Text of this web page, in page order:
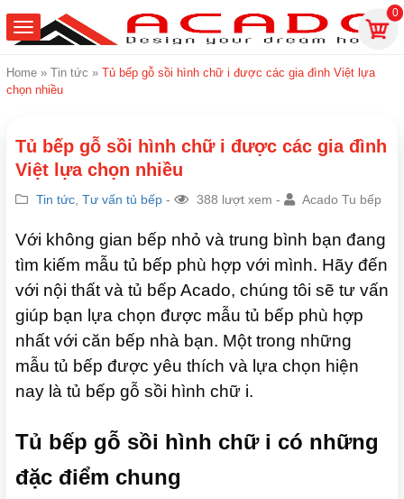
0
Home » Tin tức » Tủ bếp gỗ sồi hình chữ i được các gia đình Việt lựa
chọn nhiều
Tủ bếp gỗ sồi hình chữ i được các gia đình
Việt lựa chọn nhiều
Tin tức Tư vấn tủ bếp - 388 lượt xem - Acado Tu bếp
Với không gian bếp nhỏ và trung bình bạn đang
tìm kiếm mẫu tủ bếp phù hợp với mình. Hãy đến
với nội thất và tủ bếp Acado, chúng tôi sẽ tư vấn
giúp bạn lựa chọn được mẫu tủ bếp phù hợp
nhất với căn bếp nhà bạn. Một trong những
mẫu tủ bếp được yêu thích và lựa chọn hiện
nay là tủ bếp gỗ sồi hình chữ i.
Tủ bếp gỗ sồi hình chữ i có những
đặc điểm chung